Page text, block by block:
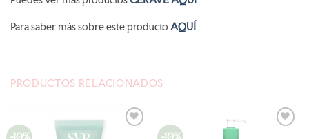
Para saber más sobre este producto AQUÍ
PRODUCTOS RELACIONADOS